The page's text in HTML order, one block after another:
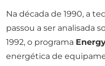
Na década de 1990, a
passou a ser analisada
1992, o programa
energética de